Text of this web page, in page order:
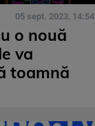
05 sept. 2023, 14:54
o nouă
va
toamnă